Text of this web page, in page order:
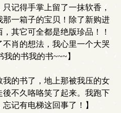
记得手掌上留了一抹软香，
一箱子的宝贝！除了新购进
其它可全都是绝版珍品！！
肖的想法，我心里一个大哭
的书我的书~~~】
的书了，地上那被我压的女
不久咯咯笑了起来。我跑下
记有电梯这回事了！】